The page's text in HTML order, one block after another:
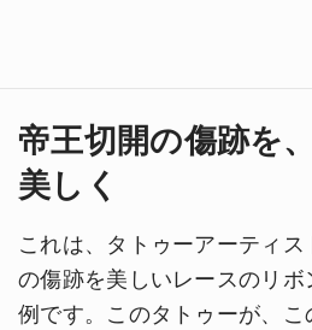
帝王切開の傷跡を
美しく
これは、タトゥーアーティ
の傷跡を美しいレースのリ
例です。このタトゥーが、